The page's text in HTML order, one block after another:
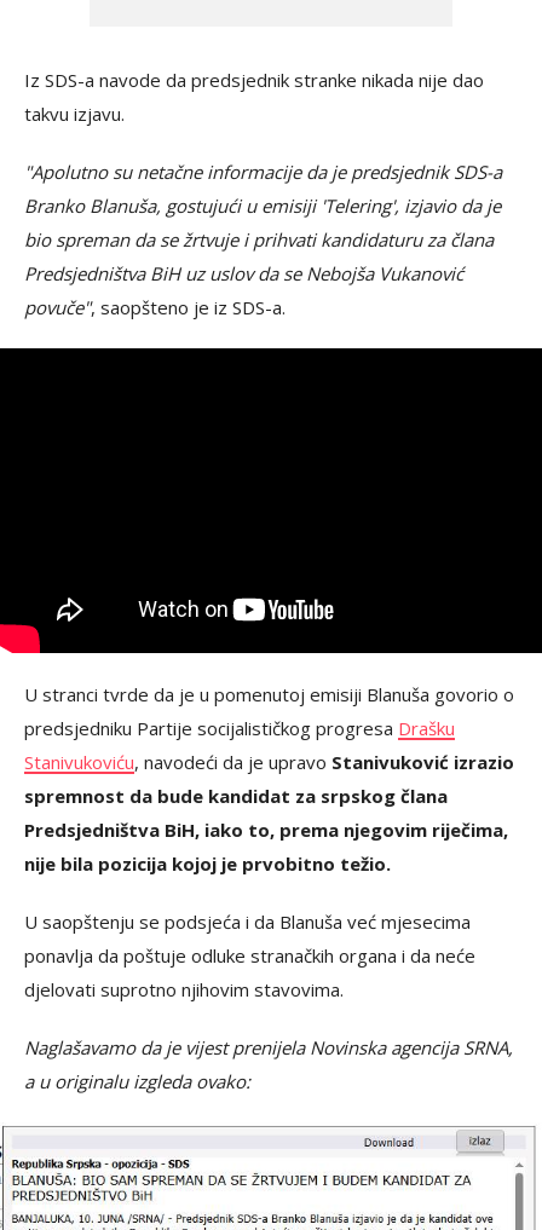
Iz SDS-a navode da predsjednik stranke nikada nije dao
takvu izjavu.
"Apolutno su netačne informacije da je predsjednik SDS-a
Branko Blanuša, gostujući u emisiji 'Telering', izjavio da je
bio spreman da se žrtvuje i prihvati kandidaturu za člana
Predsjedništva BiH uz uslov da se Nebojša Vukanović
povuče", saopšteno je iz SDS-a.
U stranci tvrde da je u pomenutoj emisiji Blanuša govorio o
predsjedniku Partije socijalističkog progresa Drašku
Stanivukoviću, navodeći da je upravo Stanivuković izrazio
spremnost da bude kandidat za srpskog člana
Predsjedništva BiH, iako to, prema njegovim riječima,
nije bila pozicija kojoj je prvobitno težio.
U saopštenju se podsjeća i da Blanuša već mjesecima
ponavlja da poštuje odluke stranačkih organa i da neće
djelovati suprotno njihovim stavovima.
Naglašavamo da je vijest prenijela Novinska agencija SRNA,
a u originalu izgleda ovako: